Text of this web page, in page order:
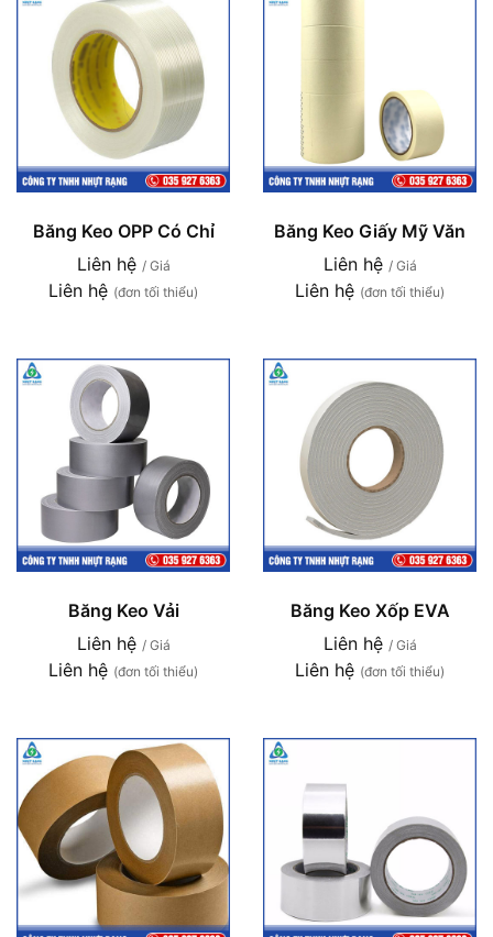
Băng Keo OPP Có Chỉ
Liên hệ / Giá
Liên hệ (đơn tối thiểu)
Băng Keo Giấy Mỹ Văn
Liên hệ / Giá
Liên hệ (đơn tối thiểu)
Băng Keo Vải
Liên hệ / Giá
Liên hệ (đơn tối thiểu)
Băng Keo Xốp EVA
Liên hệ / Giá
Liên hệ (đơn tối thiểu)